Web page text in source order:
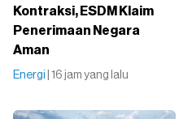
Kontraksi, ESDM Klaim
Penerimaan Negara
Aman
Energi | 16 jam yang lalu